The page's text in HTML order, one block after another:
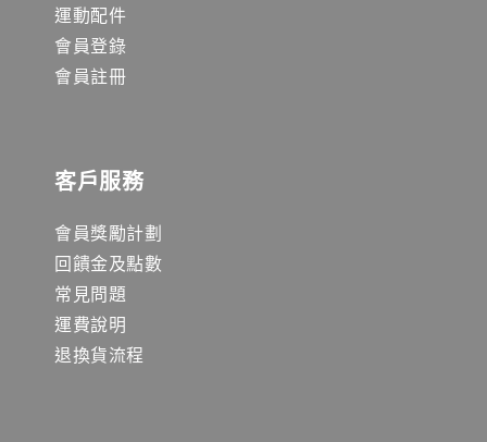
運動配件
會員登錄
會員註冊
客戶服務
會員獎勵計劃
回饋金及點數
常見問題
運費說明
退換貨流程